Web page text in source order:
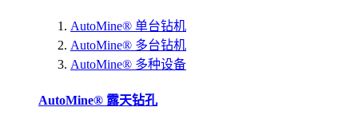
AutoMine® 单台钻机
AutoMine® 多台钻机
AutoMine® 多种设备
AutoMine® 露天钻孔